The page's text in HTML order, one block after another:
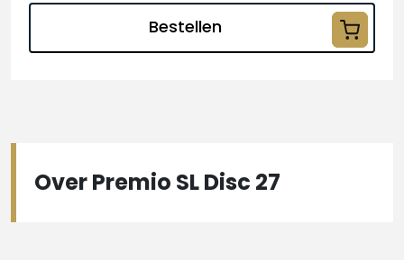
Bestellen
Over Premio SL Disc 27